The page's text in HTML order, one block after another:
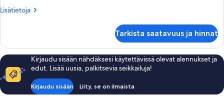
Lisätietoja
Lisätietoja
perushuone
Tarkista saatavuus ja hinnat
Kirjaudu sisään nähdäksesi käytettävissä olevat alennukset ja
edut. Lisää uusia, palkitsevia seikkailuja!
Kirjaudu sisään Liity, se on ilmaista